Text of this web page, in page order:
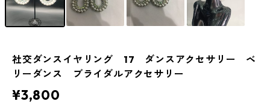
社交ダンスイヤリング 17 ダンスアクセサリー ベ
リーダンス ブライダルアクセサリー
¥3,800